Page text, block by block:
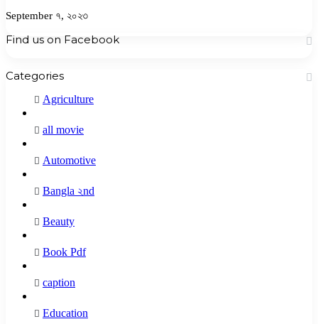
September ৭, ২০২৩
Find us on Facebook
Categories
Agriculture
all movie
Automotive
Bangla ২nd
Beauty
Book Pdf
caption
Education